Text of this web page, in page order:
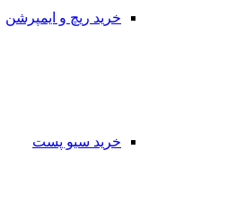
خرید ریچ و ایمپرشن
خرید سیو پست